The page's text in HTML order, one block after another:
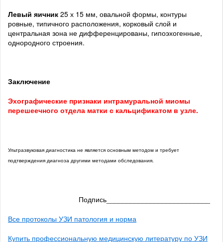
Левый яичник 25 х 15 мм, овальной формы, контуры
ровные, типичного расположения, корковый слой и
центральная зона не дифференцированы, гипоэхогенные,
однородного строения.
Заключение
Эхографические признаки интрамуральной миомы
перешеечного отдела матки с кальцификатом в узле.
Ультразвуковая диагностика не является основным методом и требует
подтверждения диагноза другими методами обследования.
Подпись__________________________
Все протоколы УЗИ патология и норма
Купить профессиональную медицинскую литературу по УЗИ